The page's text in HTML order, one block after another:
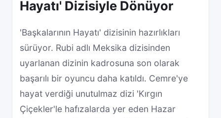
Hayatı' Dizisiyle Dönüyor
'Başkalarının Hayatı' dizisinin hazırlıkları
sürüyor. Rubi adlı Meksika dizisinden
uyarlanan dizinin kadrosuna son olarak
başarılı bir oyuncu daha katıldı. Cemre'ye
hayat verdiği unutulmaz dizi 'Kırgın
Çiçekler'le hafızalarda yer eden Hazar